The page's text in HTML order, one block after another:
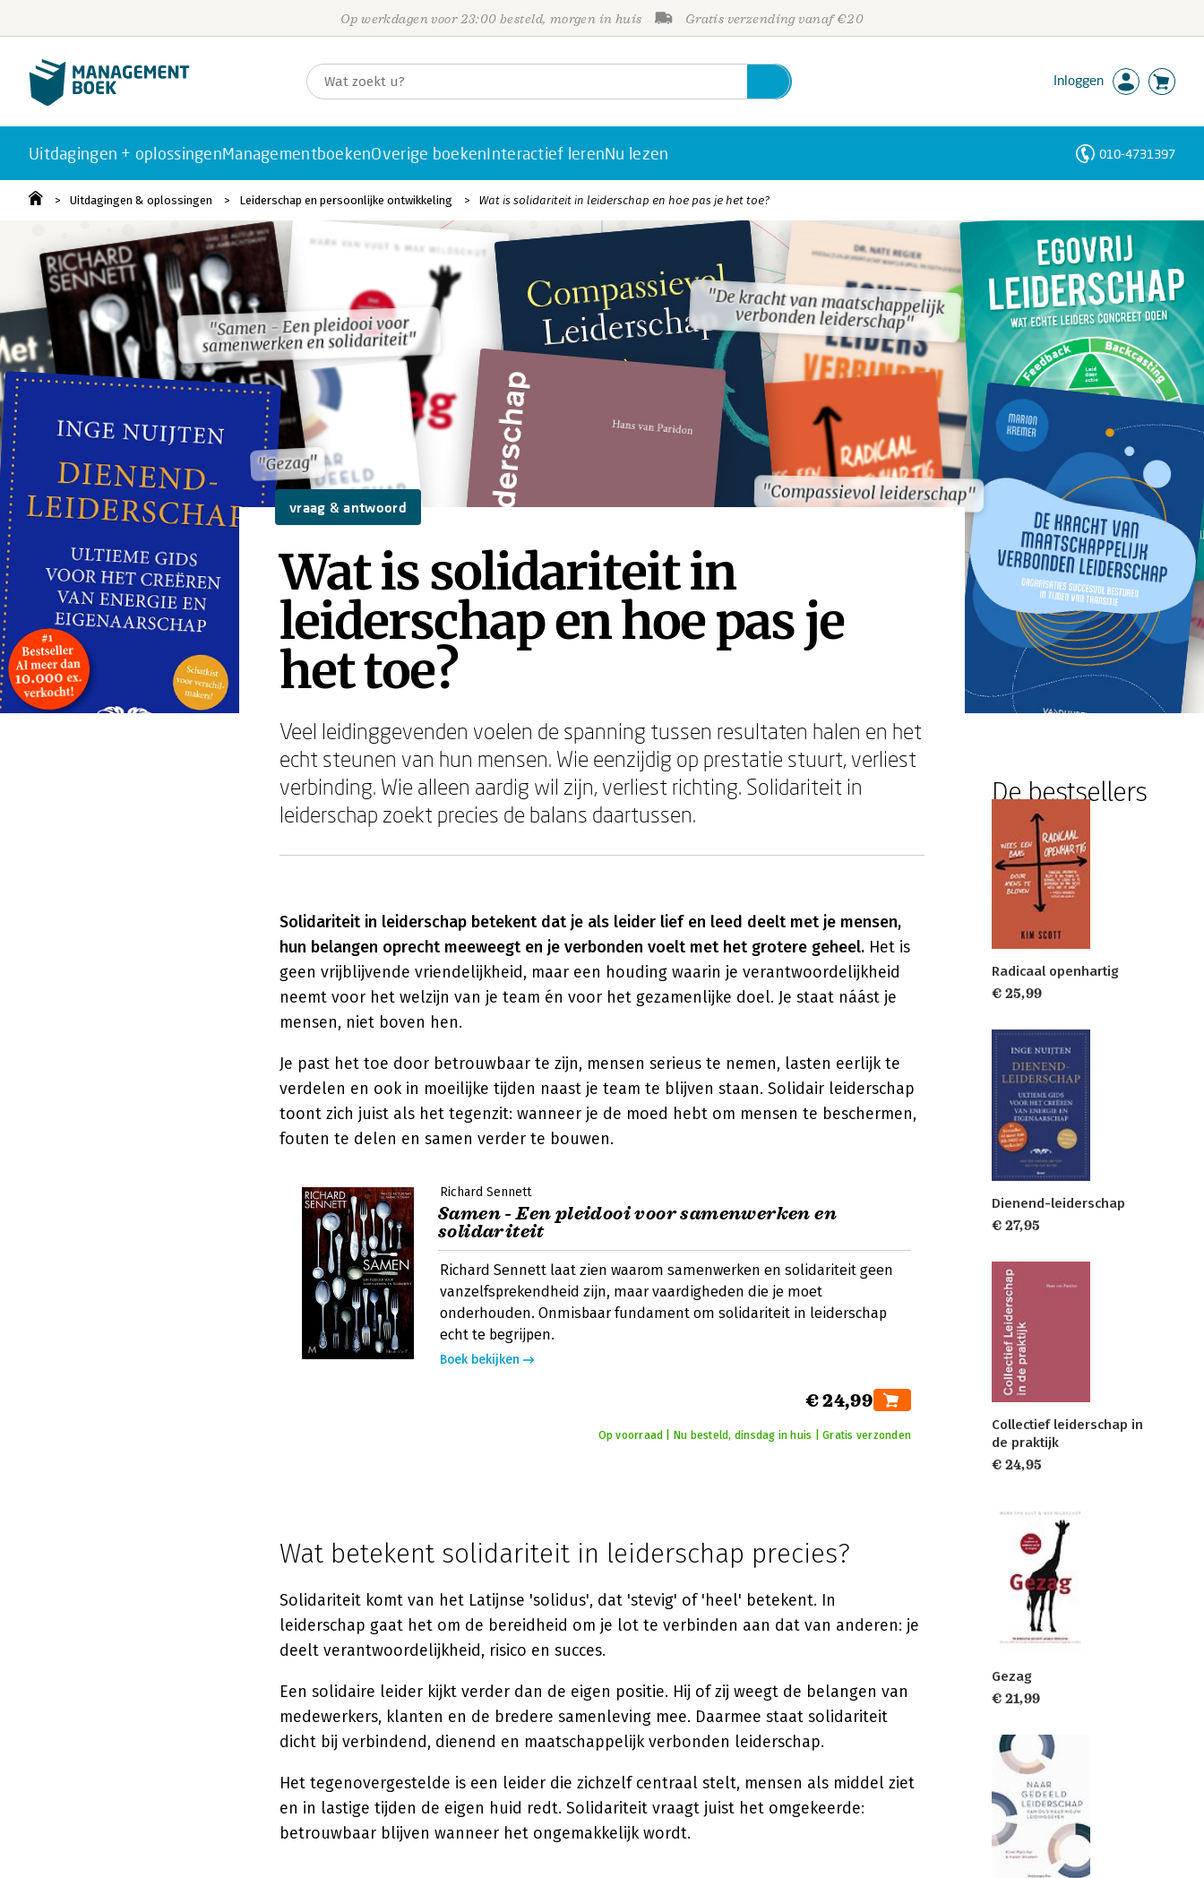
Op werkdagen voor 23:00 besteld, morgen in huis Gratis verzending vanaf €20
Inloggen
Uitdagingen + oplossingenManagementboekenOverige boekenInteractief lerenNu lezen 010-4731397
Uitdagingen & oplossingen Leiderschap en persoonlijke ontwikkeling Wat is solidariteit in leiderschap en hoe pas je het toe?
"Samen - Een pleidooi voor
samenwerken en solidariteit"
"De kracht van maatschappelijk
verbonden leiderschap"
"Gezag"
"Compassievol leiderschap"
"Samen - Een pleidooi voor
samenwerken en solidariteit"
"De kracht van maatschappelijk
verbonden leiderschap"
"Gezag"
"Compassievol leiderschap"
vraag & antwoord
Wat is solidariteit in
leiderschap en hoe pas je
het toe?
Veel leidinggevenden voelen de spanning tussen resultaten halen en het
echt steunen van hun mensen. Wie eenzijdig op prestatie stuurt, verliest
verbinding. Wie alleen aardig wil zijn, verliest richting. Solidariteit in
leiderschap zoekt precies de balans daartussen.
Solidariteit in leiderschap betekent dat je als leider lief en leed deelt met je mensen,
hun belangen oprecht meeweegt en je verbonden voelt met het grotere geheel. Het is
geen vrijblijvende vriendelijkheid, maar een houding waarin je verantwoordelijkheid
neemt voor het welzijn van je team én voor het gezamenlijke doel. Je staat náást je
mensen, niet boven hen.
Je past het toe door betrouwbaar te zijn, mensen serieus te nemen, lasten eerlijk te
verdelen en ook in moeilijke tijden naast je team te blijven staan. Solidair leiderschap
toont zich juist als het tegenzit: wanneer je de moed hebt om mensen te beschermen,
fouten te delen en samen verder te bouwen.
Richard Sennett
Samen - Een pleidooi voor samenwerken en
solidariteit
Richard Sennett laat zien waarom samenwerken en solidariteit geen
vanzelfsprekendheid zijn, maar vaardigheden die je moet
onderhouden. Onmisbaar fundament om solidariteit in leiderschap
echt te begrijpen.
Boek bekijken
€ 24,99
Op voorraad | Nu besteld, dinsdag in huis | Gratis verzonden
Wat betekent solidariteit in leiderschap precies?
Solidariteit komt van het Latijnse 'solidus', dat 'stevig' of 'heel' betekent. In
leiderschap gaat het om de bereidheid om je lot te verbinden aan dat van anderen: je
deelt verantwoordelijkheid, risico en succes.
Een solidaire leider kijkt verder dan de eigen positie. Hij of zij weegt de belangen van
medewerkers, klanten en de bredere samenleving mee. Daarmee staat solidariteit
dicht bij verbindend, dienend en maatschappelijk verbonden leiderschap.
Het tegenovergestelde is een leider die zichzelf centraal stelt, mensen als middel ziet
en in lastige tijden de eigen huid redt. Solidariteit vraagt juist het omgekeerde:
betrouwbaar blijven wanneer het ongemakkelijk wordt.
De bestsellers
Radicaal openhartig
€ 25,99
Dienend-leiderschap
€ 27,95
Collectief leiderschap in
de praktijk
€ 24,95
Gezag
€ 21,99
Personen
Trefwoorden